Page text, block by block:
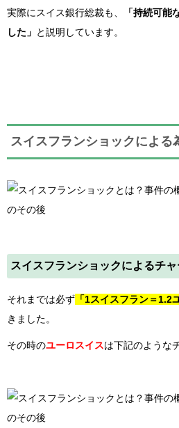
実際にスイス銀行総裁も、
「持続可能
した」 と説明しています。
スイスフランショックによる
スイスフランショックによるチ
それまでは必ず 「1スイスフラン＝1.2
きました。
その時のユーロスイスは下記のような